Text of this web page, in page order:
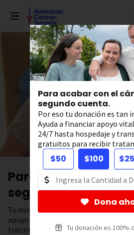
hacia
contenido
Para acabar con el
segundo cuenta.
Por eso tu donación es tan
Ayuda a financiar apoyo
24/7 hasta hospedaje y
gratuitos para recibir
$50 $100
Dona
Tu donación es 100%
Para acabar con el
segundo cuenta.
Tu donación tiene el poder de salvar
apoyo 24/7, hospedaje y transporte
tratamiento.